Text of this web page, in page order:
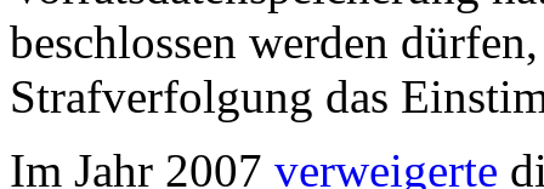
beschlossen werden
Strafverfolgung das
Im Jahr 2007 verweigerte